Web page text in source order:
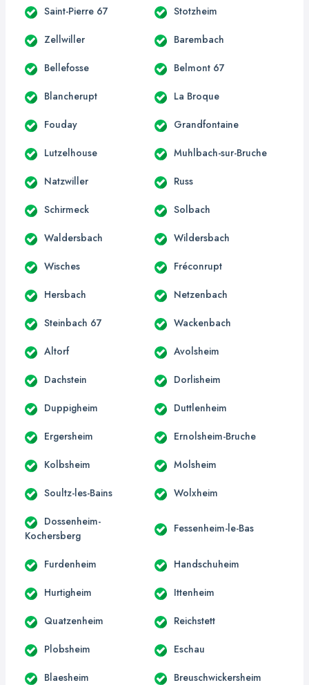
Saint-Pierre 67 Stotzheim
Zellwiller Barembach
Bellefosse Belmont 67
Blancherupt La Broque
Fouday Grandfontaine
Lutzelhouse Muhlbach-sur-Bruche
Natzwiller Russ
Schirmeck Solbach
Waldersbach Wildersbach
Wisches Fréconrupt
Hersbach Netzenbach
Steinbach 67 Wackenbach
Altorf Avolsheim
Dachstein Dorlisheim
Duppigheim Duttlenheim
Ergersheim Ernolsheim-Bruche
Kolbsheim Molsheim
Soultz-les-Bains Wolxheim
Dossenheim-
Kochersberg
Fessenheim-le-Bas
Furdenheim Handschuheim
Hurtigheim Ittenheim
Quatzenheim Reichstett
Plobsheim Eschau
Blaesheim Breuschwickersheim